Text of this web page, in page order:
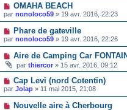
OMAHA BEACH
par nonoloco59 » 19 avr. 2016, 22:23
Phare de gateville
par nonoloco59 » 19 avr. 2016, 22:26
Aire de Camping Car
par thiercor » 15 avr. 2016, 09:12
Cap Levi (nord Cotentin)
par Jolap » 11 mai 2015, 21:08
Nouvelle aire à Cherbourg